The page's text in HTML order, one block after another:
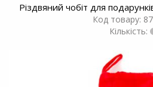
Різдвяний чобіт для
Код товару:
Кількість: